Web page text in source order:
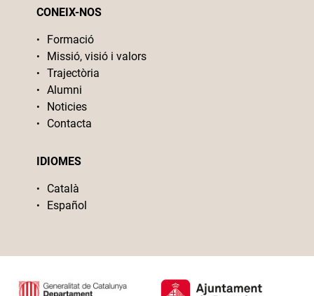
CONEIX-NOS
Formació
Missió, visió i valors
Trajectòria
Alumni
Noticies
Contacta
IDIOMES
Català
Español